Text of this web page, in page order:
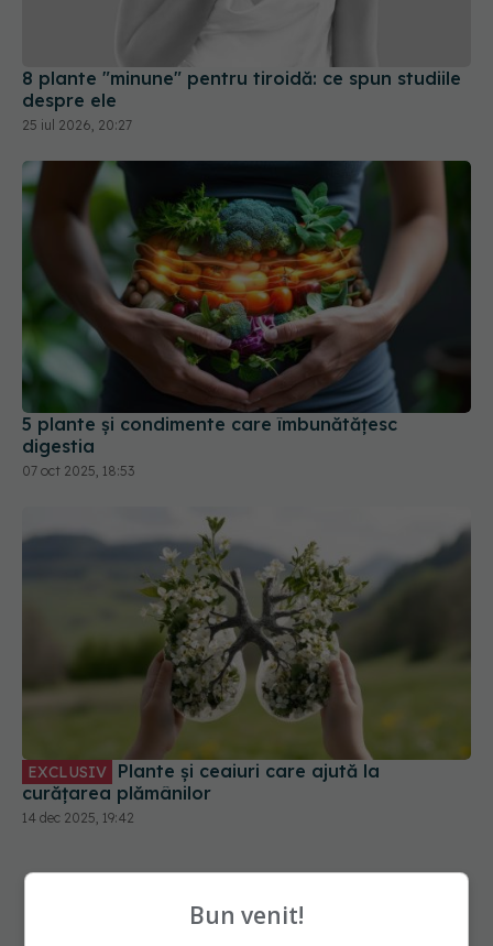
8 plante "minune" pentru tiroidă: ce spun studiile
despre ele
25 iul 2026, 20:27
5 plante și condimente care îmbunătățesc
digestia
07 oct 2025, 18:53
EXCLUSIV
curățarea plămânilor
14 dec 2025, 19:42
Bun venit!